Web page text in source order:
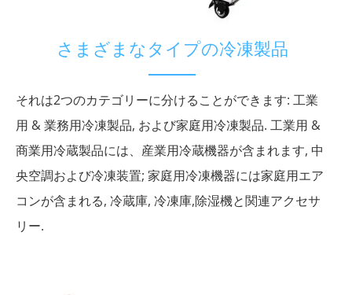
さまざまなタイプの冷凍製品
それは2つのカテゴリーに分けることができます: 工業
用 & 業務用冷凍製品, および家庭用冷凍製品. 工業用 &
商業用冷蔵製品には、産業用冷蔵機器が含まれます, 中
央空調および冷凍装置; 家庭用冷凍機器には家庭用エア
コンが含まれる, 冷蔵庫, 冷凍庫,除湿機と関連アクセサ
リー.